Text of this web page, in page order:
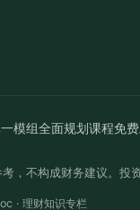
模组全面规划课程免
，不构成财务建议。投
· 理财知识专栏